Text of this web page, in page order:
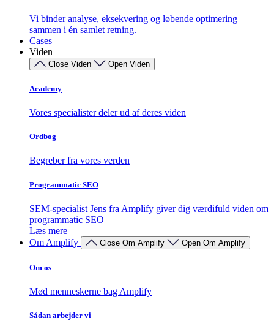
Vi binder analyse, eksekvering og løbende optimering
sammen i én samlet retning.
Cases
Viden
Close Viden Open Viden
Academy
Vores specialister deler ud af deres viden
Ordbog
Begreber fra vores verden
Programmatic SEO
SEM-specialist Jens fra Amplify giver dig værdifuld viden om
programmatic SEO
Læs mere
Om Amplify
Close Om Amplify Open Om Amplify
Om os
Mød menneskerne bag Amplify
Sådan arbejder vi